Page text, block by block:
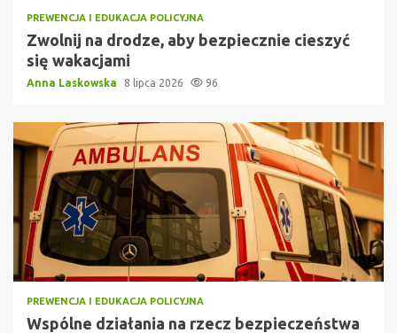
PREWENCJA I EDUKACJA POLICYJNA
Zwolnij na drodze, aby bezpiecznie cieszyć
się wakacjami
Anna Laskowska 8 lipca 2026 96
PREWENCJA I EDUKACJA POLICYJNA
Wspólne działania na rzecz bezpieczeństwa